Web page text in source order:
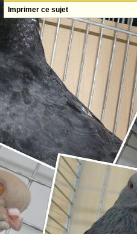
Imprimer ce sujet